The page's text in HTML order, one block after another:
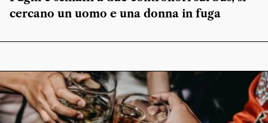
cercano un uomo e una donna in fuga